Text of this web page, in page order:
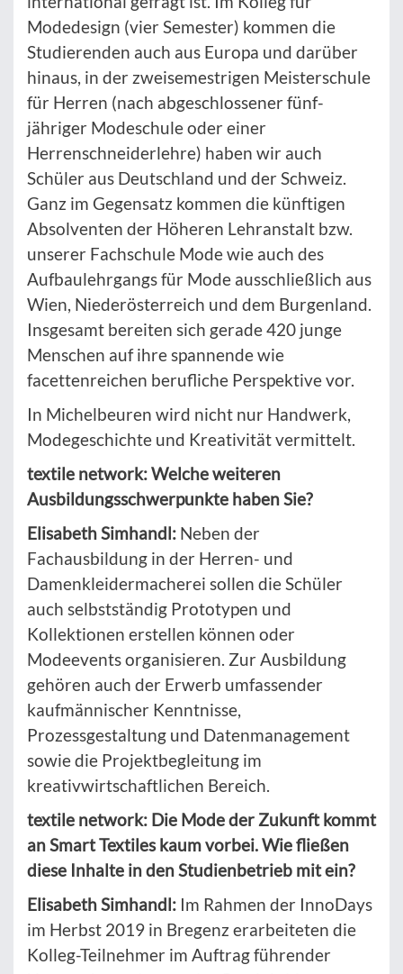
Modedesign (vier Semester) kommen die
Studierenden auch aus Europa und darüber
hinaus, in der zweisemestrigen Meisterschule
für Herren (nach abgeschlossener fünf-
jähriger Modeschule oder einer
Herrenschneiderlehre) haben wir auch
Schüler aus Deutschland und der Schweiz.
Ganz im Gegensatz kommen die künftigen
Absolventen der Höheren Lehranstalt bzw.
unserer Fachschule Mode wie auch des
Aufbaulehrgangs für Mode ausschließlich aus
Wien, Niederösterreich und dem Burgenland.
Insgesamt bereiten sich gerade 420 junge
Menschen auf ihre spannende wie
facettenreichen berufliche Perspektive vor.
In Michelbeuren wird nicht nur Handwerk,
Modegeschichte und Kreativität vermittelt.
textile network: Welche weiteren
Ausbildungsschwerpunkte haben Sie?
Elisabeth Simhandl: Neben der
Fachausbildung in der Herren- und
Damenkleidermacherei sollen die Schüler
auch selbstständig Prototypen und
Kollektionen erstellen können oder
Modeevents organisieren. Zur Ausbildung
gehören auch der Erwerb umfassender
kaufmännischer Kenntnisse,
Prozessgestaltung und Datenmanagement
sowie die Projektbegleitung im
kreativwirtschaftlichen Bereich.
textile network: Die Mode der Zukunft kommt
an Smart Textiles kaum vorbei. Wie fließen
diese Inhalte in den Studienbetrieb mit ein?
Elisabeth Simhandl: Im Rahmen der InnoDays
im Herbst 2019 in Bregenz erarbeiteten die
Kolleg-Teilnehmer im Auftrag führender